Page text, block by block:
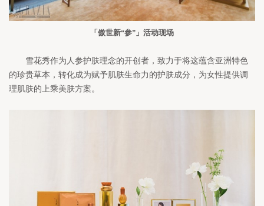
「傲世新“参”」活动现场
雪花秀作为人参护肤理念的开创者，致力于将这蕴含亚洲特色
的珍贵草本，转化成为赋予肌肤生命力的护肤成分，为女性提供调
理肌肤的上乘美肤方案。